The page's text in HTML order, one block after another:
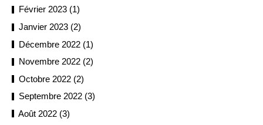
Février 2023 (1)
Janvier 2023 (2)
Décembre 2022 (1)
Novembre 2022 (2)
Octobre 2022 (2)
Septembre 2022 (3)
Août 2022 (3)